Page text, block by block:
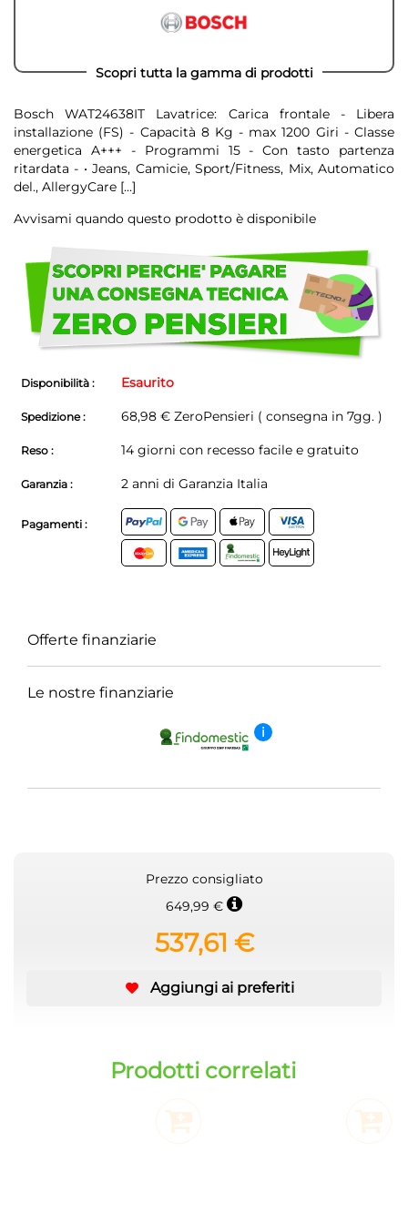
Scopri tutta la gamma di prodotti
Bosch WAT24638IT Lavatrice: Carica frontale - Libera
installazione (FS) - Capacità 8 Kg - max 1200 Giri - Classe
energetica A+++ - Programmi 15 - Con tasto partenza
ritardata - • Jeans, Camicie, Sport/Fitness, Mix, Automatico
del., AllergyCare [...]
Avvisami quando questo prodotto è disponibile
Scegli
di
non
avere
problemi!
Disponibilità : Esaurito
Spedizione : 68,98 € ZeroPensieri ( consegna in 7gg. )
Reso : 14 giorni con recesso facile e gratuito
Garanzia : 2 anni di Garanzia Italia
Pagamenti :
Prezzo consigliato
649,99 €
537,61 €
Aggiungi ai preferiti
Offerte finanziarie
Le nostre finanziarie
i
Prodotti correlati
Aggiungi al Carrello